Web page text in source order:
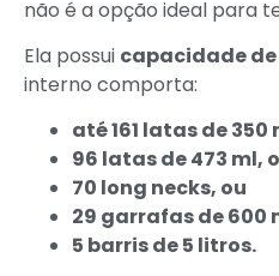
não é a opção ideal para
Ela possui capacidade de
interno comporta:
até 161 latas de 350
96 latas de 473 ml,
70 long necks, ou
29 garrafas de 600
5 barris de 5 litros.